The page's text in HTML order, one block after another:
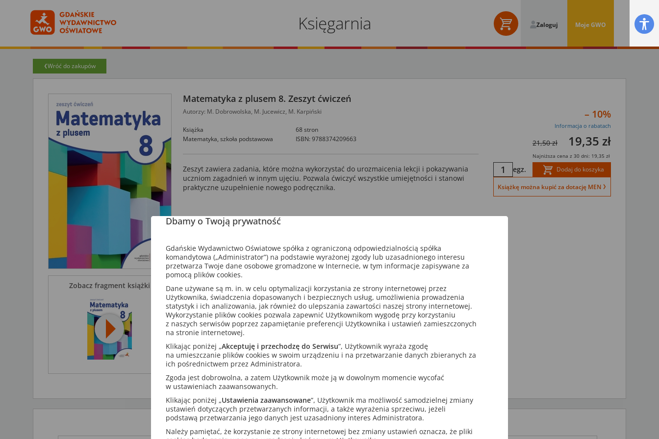
Księgarnia Zaloguj Moje GWO
Wróć do zakupów
egz.
– 10%
Informacja o rabatach
21,50 zł 19,35 zł
Najniższa cena z 30 dni: 19,35 zł
Dodaj do koszyka
Książkę można kupić za dotację MEN
Zobacz fragment książki
Matematyka z plusem 8. Zeszyt ćwiczeń
Autorzy: M. Dobrowolska, M. Jucewicz, M. Karpiński
Książka
Matematyka, szkoła podstawowa
68 stron
ISBN: 9788374209663
Zeszyt zawiera zadania, które można wykorzystać do urozmaicenia lekcji i pokazywania
uczniom zagadnień w innym ujęciu. Pozwala ćwiczyć wszystkie umiejętności i stanowi
praktyczne uzupełnienie nowego podręcznika.
Inni klienci kupili także
Dbamy o Twoją prywatność
Gdańskie Wydawnictwo Oświatowe spółka z ograniczoną odpowiedzialnością spółka
komandytowa („Administrator”) na podstawie wyrażonej zgody lub uzasadnionego interesu
przetwarza Twoje dane osobowe gromadzone w Internecie, w tym informacje zapisywane za
pomocą plików cookies.
Dane używane są m. in. w celu optymalizacji korzystania ze strony internetowej przez
Użytkownika, świadczenia dopasowanych i bezpiecznych usług, umożliwienia prowadzenia
statystyk i ich analizowania, jak również do ulepszania zawartości naszej strony internetowej.
Wykorzystanie plików cookies pozwala zapewnić Użytkownikom wygodę przy korzystaniu
z naszych serwisów poprzez zapamiętanie preferencji Użytkownika i ustawień zamieszczonych
na stronie internetowej.
Klikając poniżej „Akceptuję i przechodzę do Serwisu”, Użytkownik wyraża zgodę
na umieszczanie plików cookies w swoim urządzeniu i na przetwarzanie danych zbieranych za
ich pośrednictwem przez Administratora.
Zgoda jest dobrowolna, a zatem Użytkownik może ją w dowolnym momencie wycofać
w ustawieniach zaawansowanych.
Klikając poniżej „Ustawienia zaawansowane”, Użytkownik ma możliwość samodzielnej zmiany
ustawień dotyczących przetwarzanych informacji, a także wyrażenia sprzeciwu, jeżeli
podstawą przetwarzania jego danych jest uzasadniony interes Administratora.
Należy pamiętać, że korzystanie ze strony internetowej bez zmiany ustawień oznacza, że pliki